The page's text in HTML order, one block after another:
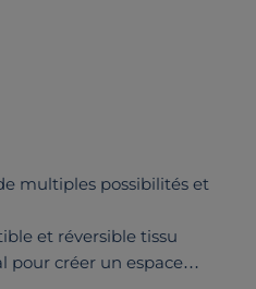
multiples possibilités et
et réversible tissu
pour créer un espace